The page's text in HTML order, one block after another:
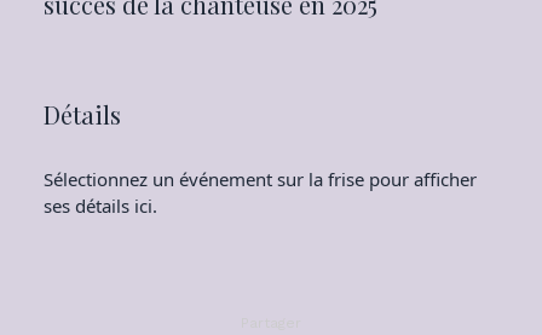
Détails
Sélectionnez un événement sur la frise pour afficher
ses détails ici.